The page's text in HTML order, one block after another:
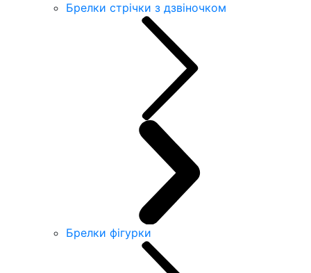
Брелки стрічки з дзвіночком
Брелки фігурки